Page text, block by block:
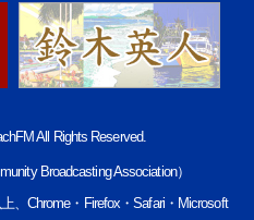
All Rights Reserved.
Broadcasting Association）
、Chrome・Firefox・Safari・Microsoft